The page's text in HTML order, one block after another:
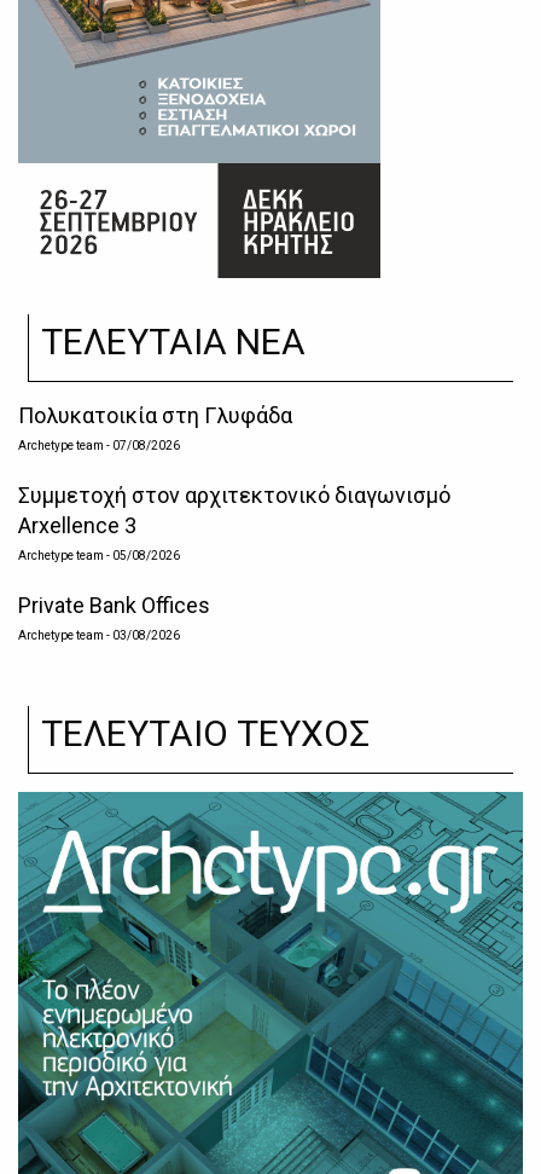
ΤΕΛΕΥΤΑΙΑ ΝΕΑ
Πολυκατοικία στη Γλυφάδα
Archetype team - 07/08/2026
Συμμετοχή στον αρχιτεκτονικό διαγωνισμό
Arxellence 3
Archetype team - 05/08/2026
Private Bank Offices
Archetype team - 03/08/2026
ΤΕΛΕΥΤΑΙΟ ΤΕΥΧΟΣ